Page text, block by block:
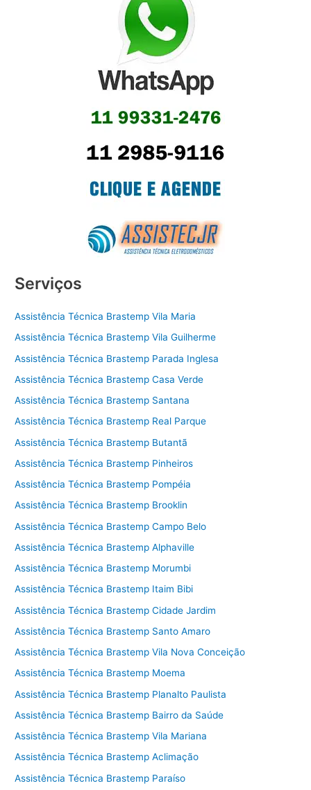
Serviços
Assistência Técnica Brastemp Vila Maria
Assistência Técnica Brastemp Vila Guilherme
Assistência Técnica Brastemp Parada Inglesa
Assistência Técnica Brastemp Casa Verde
Assistência Técnica Brastemp Santana
Assistência Técnica Brastemp Real Parque
Assistência Técnica Brastemp Butantã
Assistência Técnica Brastemp Pinheiros
Assistência Técnica Brastemp Pompéia
Assistência Técnica Brastemp Brooklin
Assistência Técnica Brastemp Campo Belo
Assistência Técnica Brastemp Alphaville
Assistência Técnica Brastemp Morumbi
Assistência Técnica Brastemp Itaim Bibi
Assistência Técnica Brastemp Cidade Jardim
Assistência Técnica Brastemp Santo Amaro
Assistência Técnica Brastemp Vila Nova Conceição
Assistência Técnica Brastemp Moema
Assistência Técnica Brastemp Planalto Paulista
Assistência Técnica Brastemp Bairro da Saúde
Assistência Técnica Brastemp Vila Mariana
Assistência Técnica Brastemp Aclimação
Assistência Técnica Brastemp Paraíso